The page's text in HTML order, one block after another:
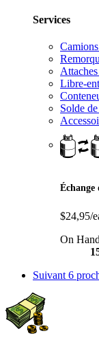
Services
Libre-
Solde
Échange
$24,95/
On
Suivant 6